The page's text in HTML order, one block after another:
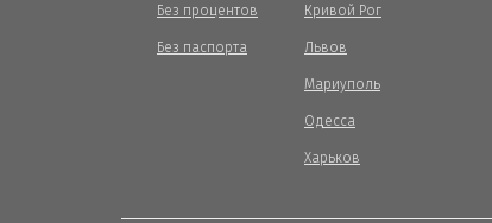
Без процентов
Без паспорта
Кривой Рог
Львов
Мариуполь
Одесса
Харьков